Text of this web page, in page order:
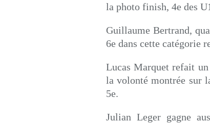
la photo finish, 4e des
Guillaume Bertrand,
6e dans cette catégorie
Lucas Marquet refait
la volonté montrée sur
5e.
Julian Leger gagne